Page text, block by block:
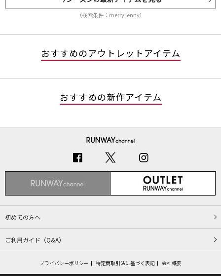
（検索条件：merry jenny）
おすすめのアウトレットアイテム
おすすめの新作アイテム
初めての方へ
ご利用ガイド（Q&A）
プライバシーポリシー 特定商取引法に基づく表記 会社概要